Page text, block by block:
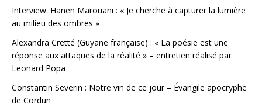
Interview. Hanen Marouani : « Je cherche à capturer la lumière
au milieu des ombres »
Alexandra Cretté (Guyane française) : « La poésie est une
réponse aux attaques de la réalité » – entretien réalisé par
Leonard Popa
Constantin Severin : Notre vin de ce jour – Évangile apocryphe
de Cordun